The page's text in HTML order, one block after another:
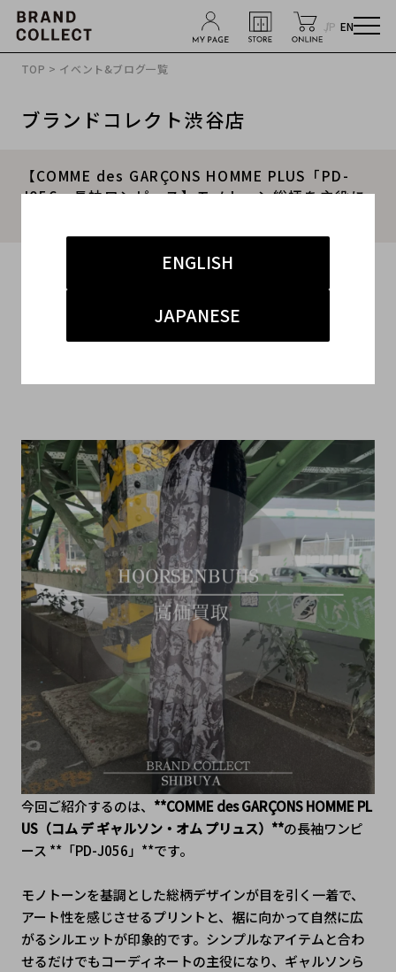
JP EN
ENGLISH
JAPANESE
TOP > イベント&ブログ一覧
ブランドコレクト渋谷店
【COMME des GARÇONS HOMME PLUS「PD-
J056」長袖ワンピース】モノトーン総柄を主役に
#コムデギャルソンオムプリウス
今回ご紹介するのは、 **COMME des GARÇONS HOMME PL
US（コム デ ギャルソン・オム プリュス）**の長袖ワンピ
ース **「PD-J056」**です。
モノトーンを基調とした総柄デザインが目を引く一着で、
アート性を感じさせるプリントと、裾に向かって自然に広
がるシルエットが印象的です。シンプルなアイテムと合わ
せるだけでもコーディネートの主役になり、ギャルソンら